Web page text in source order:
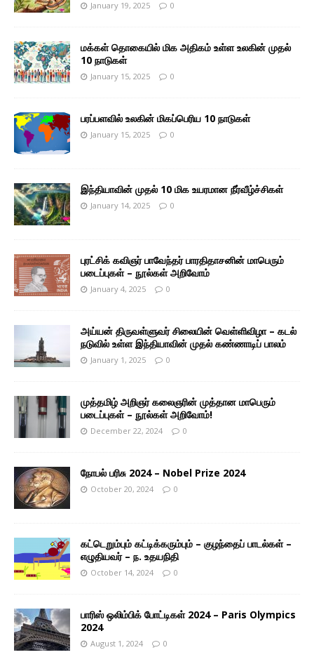
January 19, 2025 0
மக்கள் தொகையில் மிக அதிகம் உள்ள உலகின் முதல்
10 நாடுகள்
January 15, 2025 0
பரப்பளவில் உலகின் மிகப்பெரிய 10 நாடுகள்
January 15, 2025 0
இந்தியாவின் முதல் 10 மிக உயரமான நீர்வீழ்ச்சிகள்
January 14, 2025 0
புரட்சிக் கவிஞர் பாவேந்தர் பாரதிதாசனின் மாபெரும்
படைப்புகள் – நூல்கள் அறிவோம்
January 4, 2025 0
அய்யன் திருவள்ளுவர் சிலையின் வெள்ளிவிழா – கடல்
நடுவில் உள்ள இந்தியாவின் முதல் கண்ணாடிப் பாலம்
January 1, 2025 0
முத்தமிழ் அறிஞர் கலைஞரின் முத்தான மாபெரும்
படைப்புகள் – நூல்கள் அறிவோம்!
December 22, 2024 0
நோபல் பரிசு 2024 – Nobel Prize 2024
October 20, 2024 0
கட்டெறும்பும் கட்டிக்கரும்பும் – குழந்தைப் பாடல்கள் –
எழுதியவர் – ந. உதயநிதி
October 14, 2024 0
பாரிஸ் ஒலிம்பிக் போட்டிகள் 2024 – Paris Olympics
2024
August 1, 2024 0